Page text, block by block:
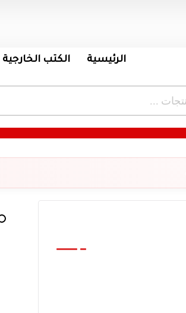
الرئيسية الكتب الخارجية